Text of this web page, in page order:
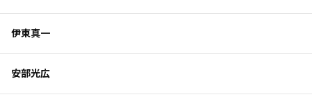
伊東真一
安部光広